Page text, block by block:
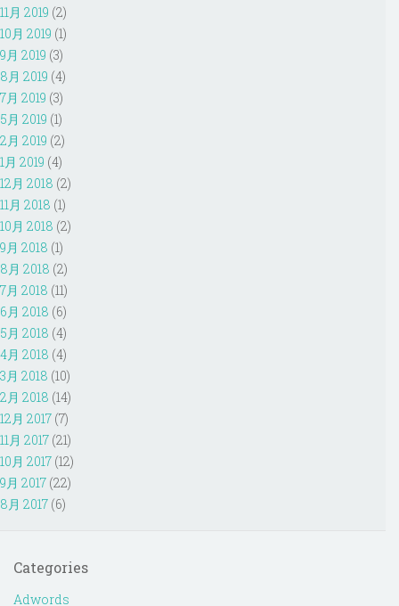
11月 2019 (2)
10月 2019 (1)
9月 2019 (3)
8月 2019 (4)
7月 2019 (3)
5月 2019 (1)
2月 2019 (2)
1月 2019 (4)
12月 2018 (2)
11月 2018 (1)
10月 2018 (2)
9月 2018 (1)
8月 2018 (2)
7月 2018 (11)
6月 2018 (6)
5月 2018 (4)
4月 2018 (4)
3月 2018 (10)
2月 2018 (14)
12月 2017 (7)
11月 2017 (21)
10月 2017 (12)
9月 2017 (22)
8月 2017 (6)
Categories
Adwords